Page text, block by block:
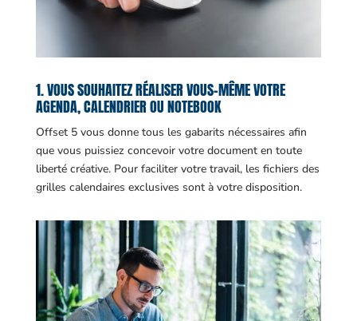
1. VOUS SOUHAITEZ RÉALISER VOUS-MÊME VOTRE
AGENDA, CALENDRIER OU NOTEBOOK
Offset 5 vous donne tous les gabarits nécessaires afin
que vous puissiez concevoir votre document en toute
liberté créative. Pour faciliter votre travail, les fichiers des
grilles calendaires exclusives sont à votre disposition.